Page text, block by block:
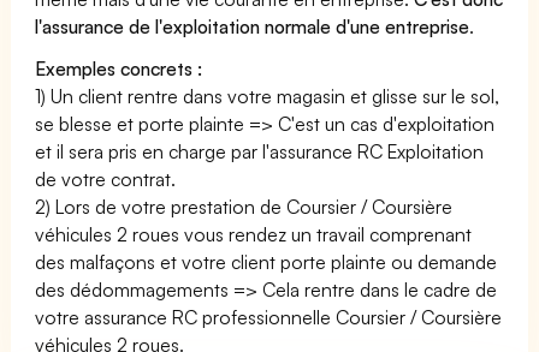
l'assurance de l'exploitation normale d'une entreprise.
Exemples concrets :
1) Un client rentre dans votre magasin et glisse sur le sol,
se blesse et porte plainte => C'est un cas d'exploitation
et il sera pris en charge par l'assurance RC Exploitation
de votre contrat.
2) Lors de votre prestation de Coursier / Coursière
véhicules 2 roues vous rendez un travail comprenant
des malfaçons et votre client porte plainte ou demande
des dédommagements => Cela rentre dans le cadre de
votre assurance RC professionnelle Coursier / Coursière
véhicules 2 roues.